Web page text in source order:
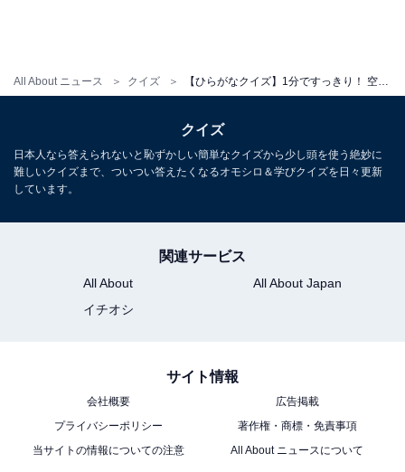
All About ニュース クイズ
クイズ
日本人なら答えられないと恥ずかしい簡単なクイズから少し頭を使う絶妙に
難しいクイズまで、ついつい答えたくなるオモシロ＆学びクイズを日々更新
しています。
関連サービス
All About
All About Japan
イチオシ
サイト情報
会社概要
広告掲載
プライバシーポリシー
著作権・商標・免責事項
当サイトの情報についての注意
All About ニュースについて